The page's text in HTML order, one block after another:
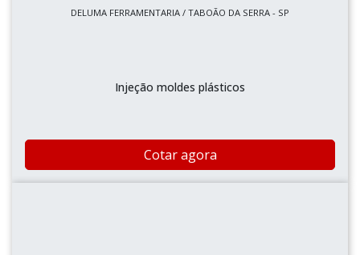
DELUMA FERRAMENTARIA / TABOÃO DA SERRA - SP
Injeção moldes plásticos
Cotar agora